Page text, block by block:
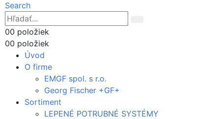
Search
00 položiek
00 položiek
Úvod
O firme
EMGF spol. s r.o.
Georg Fischer +GF+
Sortiment
LEPENÉ POTRUBNÉ SYSTÉMY